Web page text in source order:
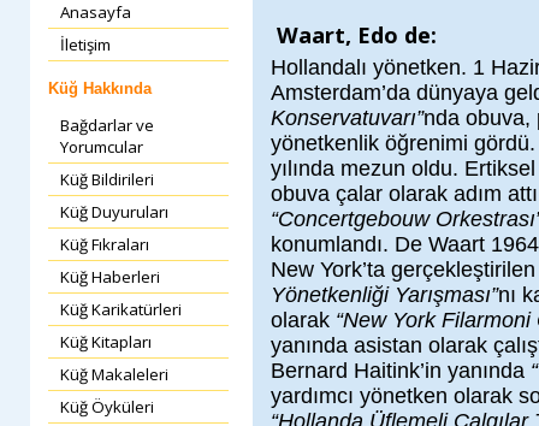
Anasayfa
İletişim
Küğ Hakkında
Bağdarlar ve
Yorumcular
Küğ Bildirileri
Küğ Duyuruları
Küğ Fıkraları
Küğ Haberleri
Küğ Karikatürleri
Küğ Kitapları
Küğ Makaleleri
Küğ Öyküleri
Waart, Edo de:
Hollandalı yönetken. 1
Amsterdam’da dünyaya
Konservatuvarı”nda obuva,
yönetkenlik öğrenimi
yılında mezun oldu.
obuva çalar olarak adım
“Concertgebouw
konumlandı. De Waart
New York’ta
Yönetkenliği Yarışması”nı
olarak “New York Filarmoni
yanında asistan olarak
Bernard Haitink’in yanında
yardımcı yönetken olarak
“Hollanda Üflemeli Çalgılar